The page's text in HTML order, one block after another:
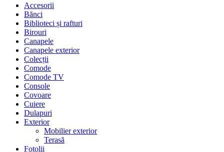
Accesorii
Bănci
Biblioteci și rafturi
Birouri
Canapele
Canapele exterior
Colecții
Comode
Comode TV
Console
Covoare
Cuiere
Dulapuri
Exterior
Mobilier exterior
Terasă
Fotolii